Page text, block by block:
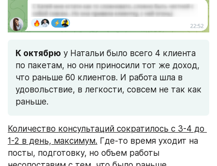
К октябрю у Натальи было всего 4 клиента
по пакетам, но они приносили тот же доход,
что раньше 60 клиентов. И работа шла в
удовольствие, в легкости, совсем не так как
раньше.
Количество консультаций сократилось с 3-4 до
1-2 в день, максимум. Где-то время уходит на
посты, подготовку, но объем работы